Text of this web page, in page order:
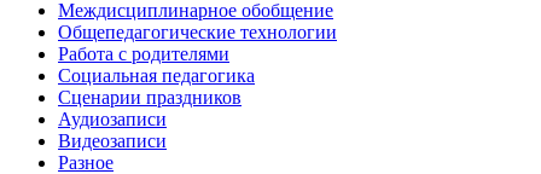
Междисциплинарное обобщение
Общепедагогические технологии
Работа с родителями
Социальная педагогика
Сценарии праздников
Аудиозаписи
Видеозаписи
Разное